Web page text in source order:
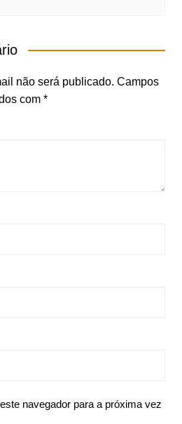
não será publicado. Campos
com *
navegador para a próxima vez